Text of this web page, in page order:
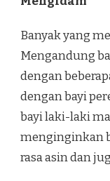
Banyak yang
Mengandung
dengan
dengan bayi
bayi laki-laki
menginginkan
rasa asin dan